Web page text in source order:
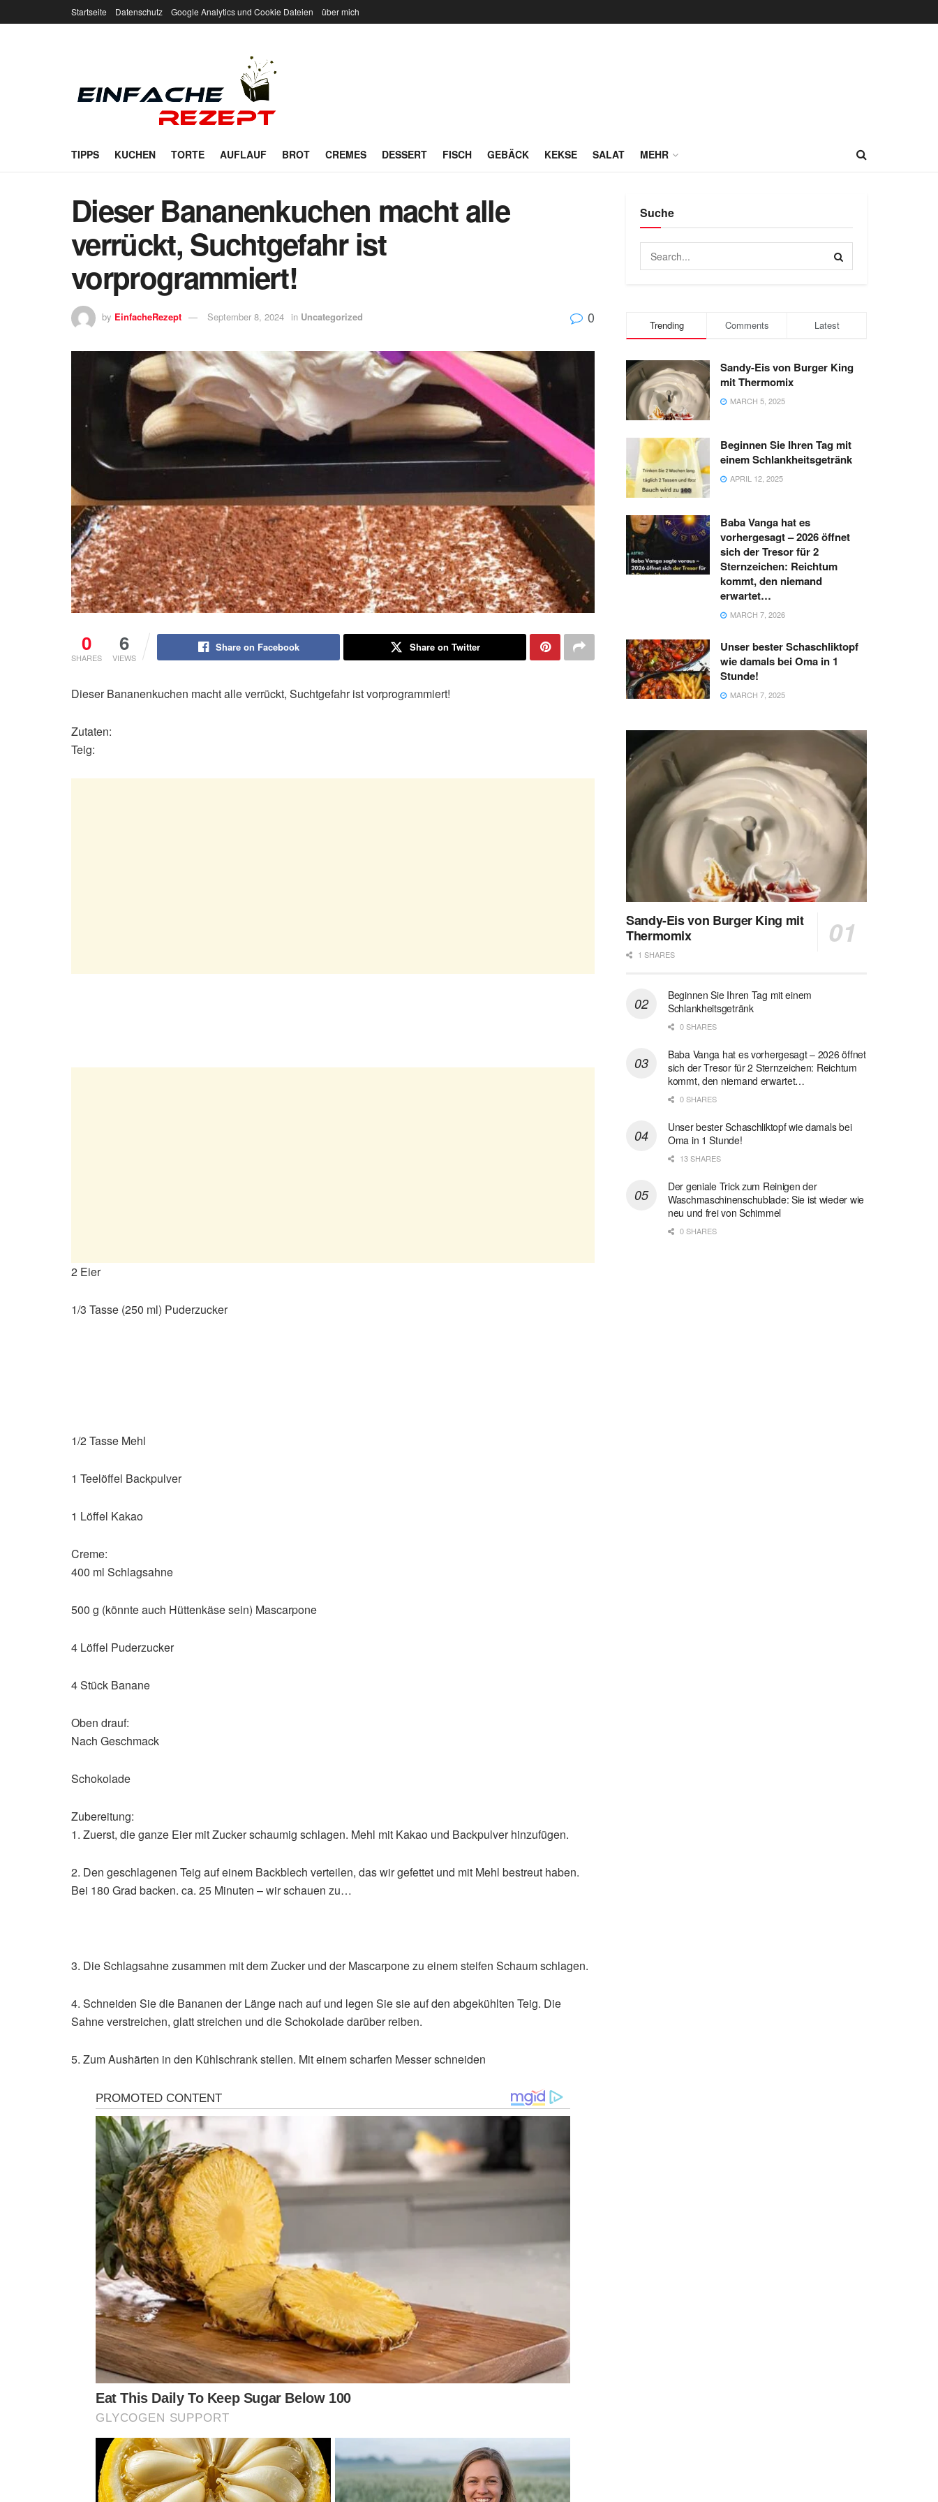
Startseite Datenschutz Google Analytics und Cookie Dateien über mich
TIPPS KUCHEN TORTE AUFLAUF BROT CREMES DESSERT FISCH GEBÄCK KEKSE SALAT MEHR
Dieser Bananenkuchen macht alle
verrückt, Suchtgefahr ist
vorprogrammiert!
by EinfacheRezept September 8, 2024 in Uncategorized 0
0
SHARES
6
VIEWS
Share on Facebook Share on Twitter
Dieser Bananenkuchen macht alle verrückt, Suchtgefahr ist vorprogrammiert!
Zutaten:
Teig:
2 Eier
1/3 Tasse (250 ml) Puderzucker
1/2 Tasse Mehl
1 Teelöffel Backpulver
1 Löffel Kakao
Creme:
400 ml Schlagsahne
500 g (könnte auch Hüttenkäse sein) Mascarpone
4 Löffel Puderzucker
4 Stück Banane
Oben drauf:
Nach Geschmack
Schokolade
Zubereitung:
1. Zuerst, die ganze Eier mit Zucker schaumig schlagen. Mehl mit Kakao und Backpulver hinzufügen.
2. Den geschlagenen Teig auf einem Backblech verteilen, das wir gefettet und mit Mehl bestreut haben.
Bei 180 Grad backen. ca. 25 Minuten – wir schauen zu…
3. Die Schlagsahne zusammen mit dem Zucker und der Mascarpone zu einem steifen Schaum schlagen.
4. Schneiden Sie die Bananen der Länge nach auf und legen Sie sie auf den abgekühlten Teig. Die
Sahne verstreichen, glatt streichen und die Schokolade darüber reiben.
5. Zum Aushärten in den Kühlschrank stellen. Mit einem scharfen Messer schneiden
Suche
Trending Comments Latest
Sandy-Eis von Burger King
mit Thermomix
MARCH 5, 2025
Beginnen Sie Ihren Tag mit
einem Schlankheitsgetränk
APRIL 12, 2025
Baba Vanga hat es
vorhergesagt – 2026 öffnet
sich der Tresor für 2
Sternzeichen: Reichtum
kommt, den niemand
erwartet…
MARCH 7, 2026
Unser bester Schaschliktopf
wie damals bei Oma in 1
Stunde!
MARCH 7, 2025
Sandy-Eis von Burger King mit
Thermomix
1 SHARES
Beginnen Sie Ihren Tag mit einem
Schlankheitsgetränk
0 SHARES
Baba Vanga hat es vorhergesagt – 2026 öffnet
sich der Tresor für 2 Sternzeichen: Reichtum
kommt, den niemand erwartet…
0 SHARES
Unser bester Schaschliktopf wie damals bei
Oma in 1 Stunde!
13 SHARES
Der geniale Trick zum Reinigen der
Waschmaschinenschublade: Sie ist wieder wie
neu und frei von Schimmel
0 SHARES